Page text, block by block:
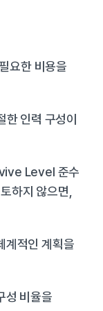
요한 비용을
인력 구성이
Level 준수
하지 않으면,
계적인 계획을
성 비율을